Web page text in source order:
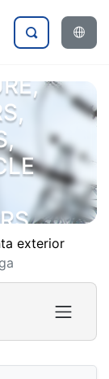
exterior